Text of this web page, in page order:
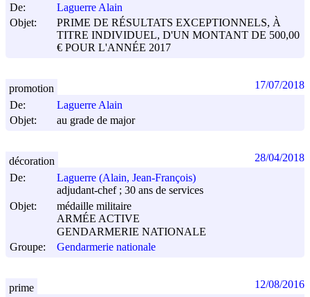
De:
Laguerre Alain
Objet:
PRIME DE RÉSULTATS EXCEPTIONNELS, À
TITRE INDIVIDUEL, D'UN MONTANT DE 500,00
€ POUR L'ANNÉE 2017
De:
Laguerre Alain
Objet:
au grade de major
promotion 17/07/2018
De:
Laguerre (Alain, Jean-François)
adjudant-chef ; 30 ans de services
Objet:
médaille militaire
ARMÉE ACTIVE
GENDARMERIE NATIONALE
Groupe:
Gendarmerie nationale
décoration 28/04/2018
prime 12/08/2016